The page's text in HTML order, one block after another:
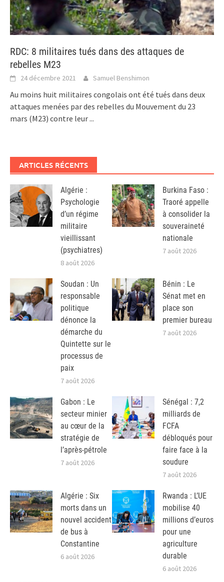
RDC: 8 militaires tués dans des attaques de
rebelles M23
24 décembre 2021 Samuel Benshimon
Au moins huit militaires congolais ont été tués dans deux
attaques menées par des rebelles du Mouvement du 23
mars (M23) contre leur...
ARTICLES RÉCENTS
Algérie :
Psychologie
d’un régime
militaire
vieillissant
(psychiatres)
8 août 2026
Burkina Faso :
Traoré appelle
à consolider la
souveraineté
nationale
7 août 2026
Soudan : Un
responsable
politique
dénonce la
démarche du
Quintette sur le
processus de
paix
7 août 2026
Bénin : Le
Sénat met en
place son
premier bureau
7 août 2026
Gabon : Le
secteur minier
au cœur de la
stratégie de
l’après-pétrole
7 août 2026
Sénégal : 7,2
milliards de
FCFA
débloqués pour
faire face à la
soudure
7 août 2026
Algérie : Six
morts dans un
nouvel accident
de bus à
Constantine
6 août 2026
Rwanda : L’UE
mobilise 40
millions d’euros
pour une
agriculture
durable
6 août 2026